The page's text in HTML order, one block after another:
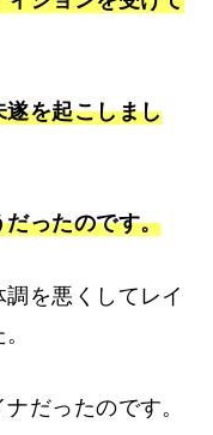
を起こしまし
ったのです。
を悪くしてレイ
だったのです。